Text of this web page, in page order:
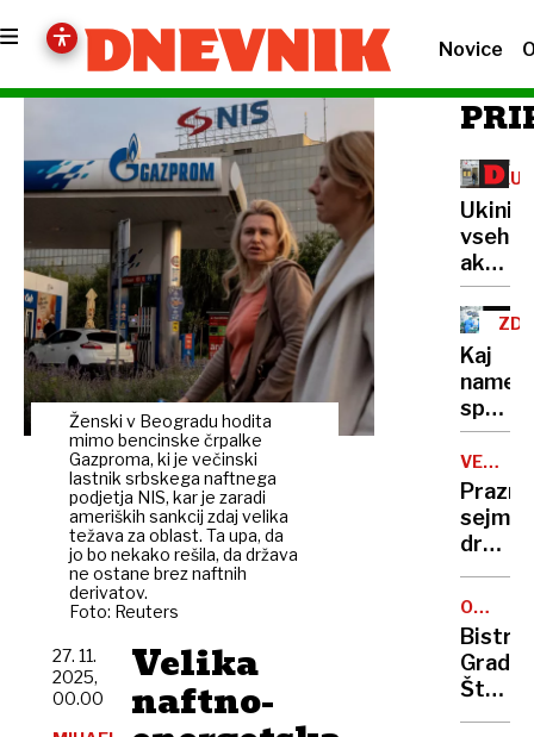
Novice
Ženski v Beogradu hodita
mimo bencinske črpalke
Gazproma, ki je večinski
lastnik srbskega naftnega
podjetja NIS, kar je zaradi
ameriških sankcij zdaj velika
težava za oblast. Ta upa, da
jo bo nekako rešila, da država
ne ostane brez naftnih
derivatov.
Foto: Reuters
Velika
naftno-
27. 11.
2025,
00.00
ZA
vseh
akcij
in
v
Kaj
pred
VESELI
sejmi,
OCENA
Bistro
Grad
Visoka